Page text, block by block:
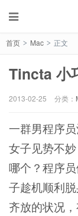
首页 > Mac > 正文
Tincta 小
2013-02-25 分类：
一群男程序
女子见势不
哪个？程序
子趁机顺利
齐放的状况